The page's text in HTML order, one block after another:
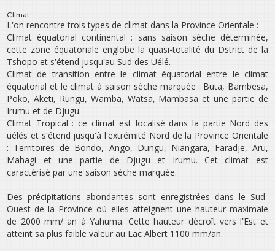
Climat
L‛on rencontre trois types de climat dans la Province Orientale :
Climat équatorial continental : sans saison sèche déterminée,
cette zone équatoriale englobe la quasi-totalité du Dstrict de la
Tshopo et s‛étend jusqu‛au Sud des Uélé.
Climat de transition entre le climat équatorial entre le climat
équatorial et le climat à saison sèche marquée : Buta, Bambesa,
Poko, Aketi, Rungu, Wamba, Watsa, Mambasa et une partie de
Irumu et de Djugu.
Climat Tropical : ce climat est localisé dans la partie Nord des
uélés et s‛étend jusqu‛à l‛extrémité Nord de la Province Orientale
: Territoires de Bondo, Ango, Dungu, Niangara, Faradje, Aru,
Mahagi et une partie de Djugu et Irumu. Cet climat est
caractérisé par une saison sèche marquée.
Des précipitations abondantes sont enregistrées dans le Sud-
Ouest de la Province où elles atteignent une hauteur maximale
de 2000 mm/ an à Yahuma. Cette hauteur décroît vers l‛Est et
atteint sa plus faible valeur au Lac Albert 1100 mm/an.